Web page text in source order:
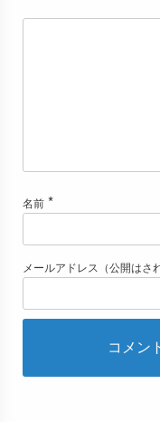
名前 *
メールアドレス（公開はさ